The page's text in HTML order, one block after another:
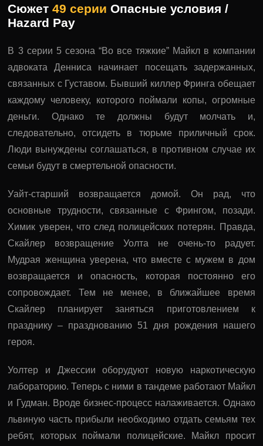
Сюжет49 серии Опасные условия /
Hazard Pay
В 3 серии 5 сезона “Во все тяжкие” Майкл в компании
адвоката Денниса начинает посещать задержанных,
связанных с Густавом. Бывший киллер Фринга обещает
каждому человеку, которого поймали копы, огромные
деньги. Однако те должны будут молчать и,
следовательно, отсидеть в тюрьме приличный срок.
Люди вынуждены соглашаться, в противном случае их
семьи будут в смертельной опасности.
Уайт-старший возвращается домой. Он рад, что
основные трудности, связанные с Фрингом, позади.
Химик уверен, что след полицейских потерян. Правда,
Скайлер возвращение Уолта не очень-то радует.
Мудрая женщина уверена, что вместе с мужем в дом
возвращается и опасность, которая постоянно его
сопровождает. Тем не менее, в ближайшее время
Скайлер планирует заняться приготовлением к
празднику – празднованию 51 дня рождения нашего
героя.
Уолтер и Джессии оборудуют новую наркотическую
лабораторию. Теперь с ними в тандеме работают Майкл
и Гудман. Вроде бизнес-процесс налаживается. Однако
львиную часть прибыли необходимо отдать семьям тех
ребят, которых поймали полицейские. Майкл просит